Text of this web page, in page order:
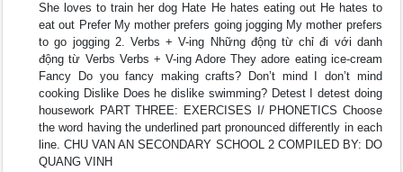
She loves to train her dog Hate He hates eating out He hates to
eat out Prefer My mother prefers going jogging My mother prefers
to go jogging 2. Verbs + V-ing Những động từ chỉ đi với danh
động từ Verbs Verbs + V-ing Adore They adore eating ice-cream
Fancy Do you fancy making crafts? Don’t mind I don’t mind
cooking Dislike Does he dislike swimming? Detest I detest doing
housework PART THREE: EXERCISES I/ PHONETICS Choose
the word having the underlined part pronounced differently in each
line. CHU VAN AN SECONDARY SCHOOL 2 COMPILED BY: DO
QUANG VINH